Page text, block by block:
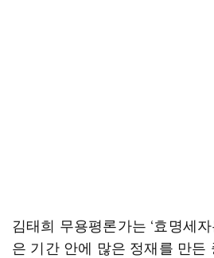
김태희 무용평론가는 ‘효명세
은 기간 안에 많은 정재를 만든